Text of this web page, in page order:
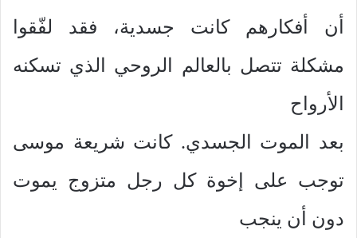
أن أفكارهم كانت جسدية، فقد لفّقوا
مشكلة تتصل بالعالم الروحي الذي تسكنه
الأرواح
بعد الموت الجسدي. كانت شريعة موسى
توجب على إخوة كل رجل متزوج يموت
دون أن ينجب